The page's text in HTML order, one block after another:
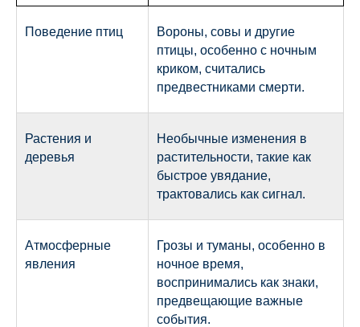
Поведение птиц
Вороны, совы и другие
птицы, особенно с ночным
криком, считались
предвестниками смерти.
Растения и
деревья
Необычные изменения в
растительности, такие как
быстрое увядание,
трактовались как сигнал.
Атмосферные
явления
Грозы и туманы, особенно в
ночное время,
воспринимались как знаки,
предвещающие важные
события.